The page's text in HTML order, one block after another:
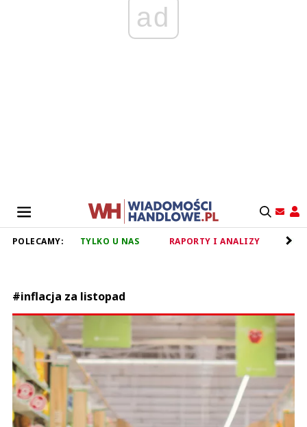
ad
POLECAMY: TYLKO U NAS RAPORTY I ANALIZY
#inflacja za listopad